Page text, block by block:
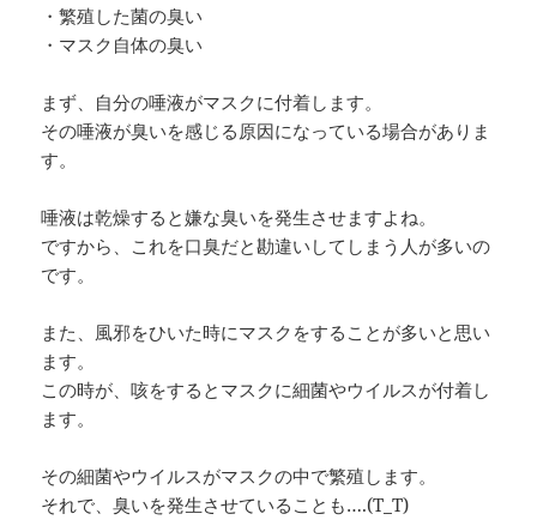
・繁殖した菌の臭い
・マスク自体の臭い
まず、自分の唾液がマスクに付着します。
その唾液が臭いを感じる原因になっている場合がありま
す。
唾液は乾燥すると嫌な臭いを発生させますよね。
ですから、これを口臭だと勘違いしてしまう人が多いの
です。
また、風邪をひいた時にマスクをすることが多いと思い
ます。
この時が、咳をするとマスクに細菌やウイルスが付着し
ます。
その細菌やウイルスがマスクの中で繁殖します。
それで、臭いを発生させていることも….(T_T)